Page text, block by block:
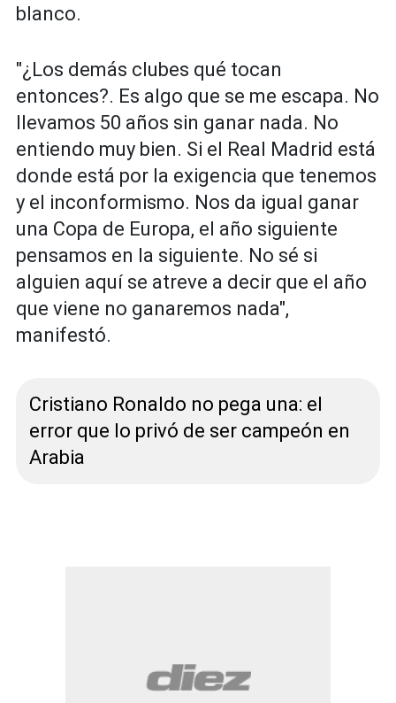
blanco.
"¿Los demás clubes qué tocan
entonces?. Es algo que se me escapa. No
llevamos 50 años sin ganar nada. No
entiendo muy bien. Si el Real Madrid está
donde está por la exigencia que tenemos
y el inconformismo. Nos da igual ganar
una Copa de Europa, el año siguiente
pensamos en la siguiente. No sé si
alguien aquí se atreve a decir que el año
que viene no ganaremos nada",
manifestó.
Cristiano Ronaldo no pega una: el
error que lo privó de ser campeón en
Arabia